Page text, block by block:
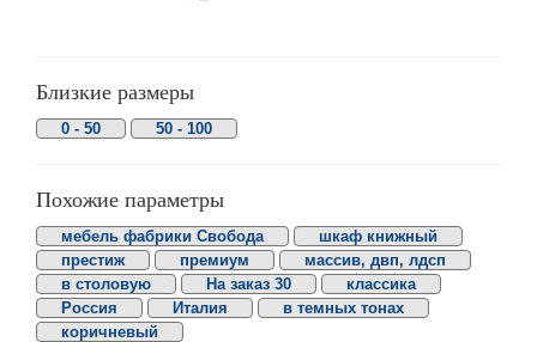
Близкие размеры
0 - 50 50 - 100
Похожие параметры
мебель фабрики Свобода
шкаф книжный
престиж
премиум
массив, двп, лдсп
в столовую
На заказ 30
классика
Россия
Италия
в темных тонах
коричневый